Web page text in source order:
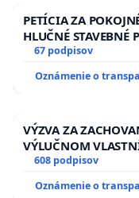
PETÍCIA ZA
HLUČNÉ STAVEBNÉ
13.00 HOD., CEZ
HOD. A
ĎUMBIERSKEJ/
67 podpisov
Oznámenie o
VÝZVA ZA
VÝLUČNOM
SLOVENSKEJ
zanedbaného
kanálov na
608 podpisov
Oznámenie o